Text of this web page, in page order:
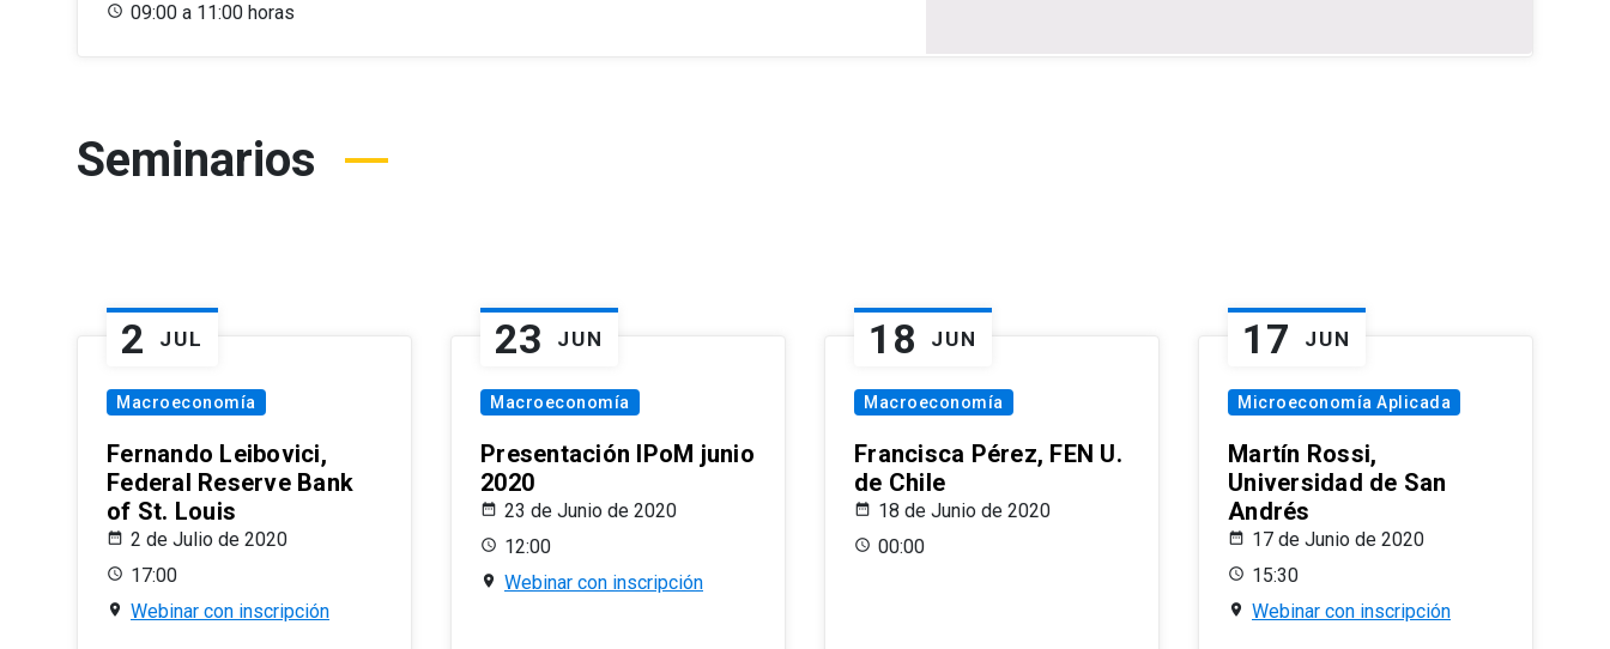
09:00 a 11:00 horas
Seminarios
2 JUL
Macroeconomía
Fernando Leibovici,
Federal Reserve Bank
of St. Louis
2 de Julio de 2020
17:00
Webinar con inscripción
23 JUN
Macroeconomía
Presentación IPoM junio
2020
23 de Junio de 2020
12:00
Webinar con inscripción
18 JUN
Macroeconomía
Francisca Pérez, FEN U.
de Chile
18 de Junio de 2020
00:00
17 JUN
Microeconomía Aplicada
Martín Rossi,
Universidad de San
Andrés
17 de Junio de 2020
15:30
Webinar con inscripción